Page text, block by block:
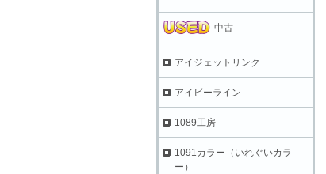
中古
アイジェットリンク
アイビーライン
1089工房
1091カラー（いれぐいカラ
ー）